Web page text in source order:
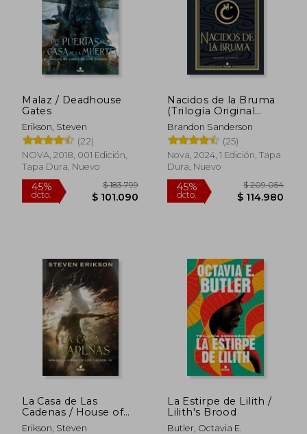
20% $ 135.000
Rápido
Malaz / Deadhouse
Gates
Erikson, Steven
(22)
NOVA, 2018, 001 Edición,
Tapa Dura, Nuevo
Nacidos de la Bruma
(Trilogía Original
Mistborn: Edición
Ilustrada 1): El
Imperio Final
Brandon Sanderson
(25)
Nova, 2024, 1 Edición, Tapa
Dura, Nuevo
La Casa de Las
Cadenas / House of
Chains
Erikson, Steven
La Estirpe de Lilith /
Lilith's Brood
Butler, Octavia E.